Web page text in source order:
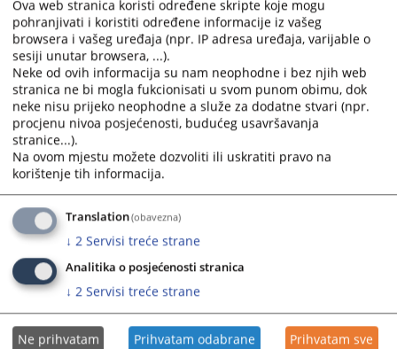
Predsjednik suda
Zoran Džida
6313PREGLEDA
Ova web stranica koristi određene skripte koje mogu
pohranjivati i koristiti određene informacije iz vašeg
browsera i vašeg uređaja (npr. IP adresa uređaja, varijable o
sesiji unutar browsera, ...).
Neke od ovih informacija su nam neophodne i bez njih web
stranica ne bi mogla fukcionisati u svom punom obimu, dok
neke nisu prijeko neophodne a služe za dodatne stvari (npr.
procjenu nivoa posjećenosti, budućeg usavršavanja
stranice...).
Na ovom mjestu možete dozvoliti ili uskratiti pravo na
korištenje tih informacija.
Translation(obavezna)
↓ 2 Servisi treće strane
Analitika o posjećenosti stranica
↓ 2 Servisi treće strane
Ne prihvatam Prihvatam odabrane Prihvatam sve